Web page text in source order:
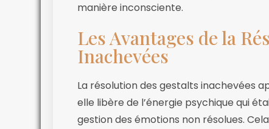
manière inconsciente.
Les Avantages de la
Inachevées
La résolution des gestalts inachevées
elle libère de l’énergie psychique qui
gestion des émotions non résolues.